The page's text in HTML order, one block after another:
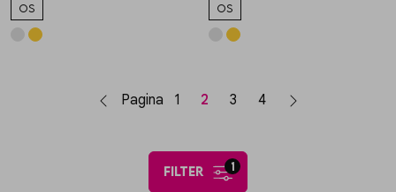
OS OS
Pagina 1 2 3 4
1
filter